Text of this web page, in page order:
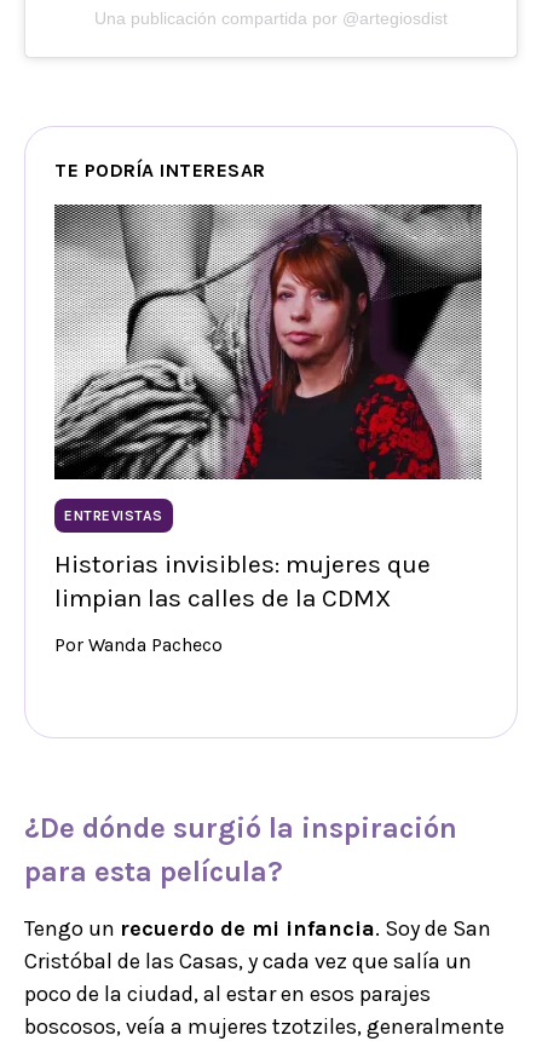
Una publicación compartida por @artegiosdist
TE PODRÍA INTERESAR
ENTREVISTAS
Historias invisibles: mujeres que
limpian las calles de la CDMX
Por Wanda Pacheco
¿De dónde surgió la inspiración
para esta película?
Tengo un recuerdo de mi infancia. Soy de San
Cristóbal de las Casas, y cada vez que salía un
poco de la ciudad, al estar en esos parajes
boscosos, veía a mujeres tzotziles, generalmente